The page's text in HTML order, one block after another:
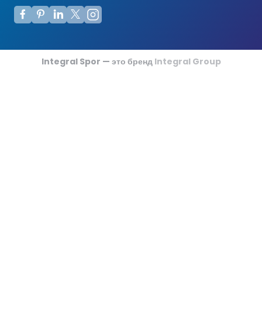
Integral Spor — это бренд Integral Group